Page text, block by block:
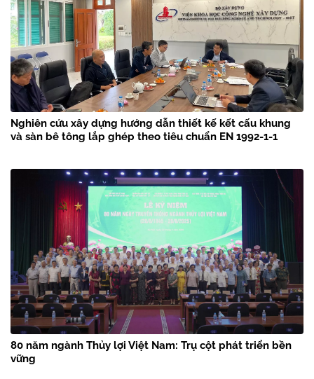
Nghiên cứu xây dựng hướng dẫn thiết kế kết cấu khung
và sàn bê tông lắp ghép theo tiêu chuẩn EN 1992-1-1
80 năm ngành Thủy lợi Việt Nam: Trụ cột phát triển bền
vững